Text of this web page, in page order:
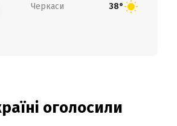
Черкаси 38°
оголосили